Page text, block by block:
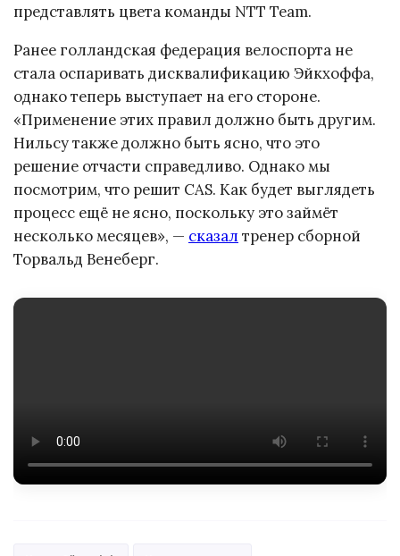
представлять цвета команды NTT Team.
Ранее голландская федерация велоспорта не
стала оспаривать дисквалификацию Эйкхоффа,
однако теперь выступает на его стороне.
«Применение этих правил должно быть другим.
Нильсу также должно быть ясно, что это
решение отчасти справедливо. Однако мы
посмотрим, что решит CAS. Как будет выглядеть
процесс ещё не ясно, поскольку это займёт
несколько месяцев», — сказал тренер сборной
Торвальд Венеберг.